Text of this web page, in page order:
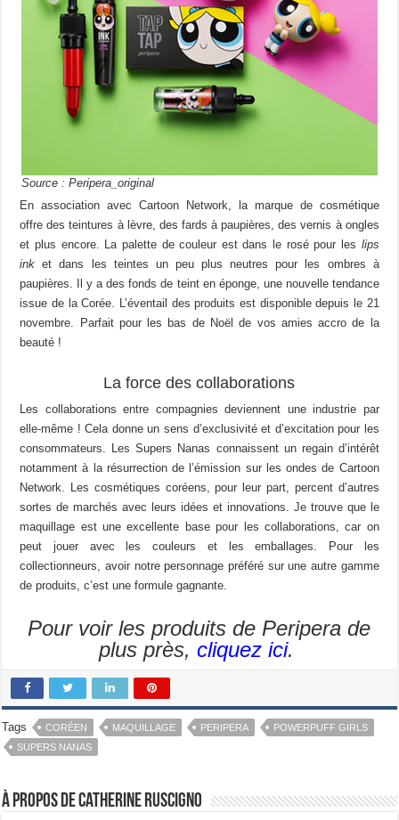
Source : Peripera_original
En association avec Cartoon Network, la marque de cosmétique
offre des teintures à lèvre, des fards à paupières, des vernis à ongles
et plus encore. La palette de couleur est dans le rosé pour les lips
ink et dans les teintes un peu plus neutres pour les ombres à
paupières. Il y a des fonds de teint en éponge, une nouvelle tendance
issue de la Corée. L’éventail des produits est disponible depuis le 21
novembre. Parfait pour les bas de Noël de vos amies accro de la
beauté !
La force des collaborations
Les collaborations entre compagnies deviennent une industrie par
elle-même ! Cela donne un sens d’exclusivité et d’excitation pour les
consommateurs. Les Supers Nanas connaissent un regain d’intérêt
notamment à la résurrection de l’émission sur les ondes de Cartoon
Network. Les cosmétiques coréens, pour leur part, percent d’autres
sortes de marchés avec leurs idées et innovations. Je trouve que le
maquillage est une excellente base pour les collaborations, car on
peut jouer avec les couleurs et les emballages. Pour les
collectionneurs, avoir notre personnage préféré sur une autre gamme
de produits, c’est une formule gagnante.
Pour voir les produits de Peripera de
plus près, cliquez ici.
Tags CORÉEN MAQUILLAGE PERIPERA
POWERPUFF GIRLS
SUPERS NANAS
À propos de Catherine Ruscigno